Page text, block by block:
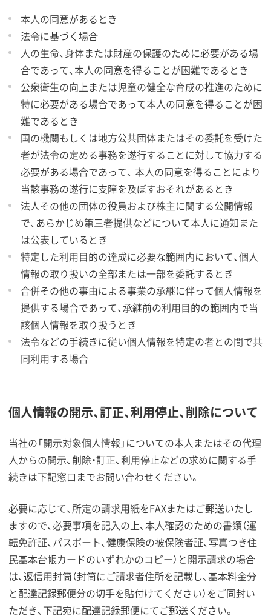
本人の同意があるとき
法令に基づく場合
人の生命、身体または財産の保護のために必要がある場
合であって、本人の同意を得ることが困難であるとき
公衆衛生の向上または児童の健全な育成の推進のために
特に必要がある場合であって本人の同意を得ることが困
難であるとき
国の機関もしくは地方公共団体またはその委託を受けた
者が法令の定める事務を遂行することに対して協力する
必要がある場合であって、 本人の同意を得ることにより
当該事務の遂行に支障を及ぼすおそれがあるとき
法人その他の団体の役員および株主に関する公開情報
で、あらかじめ第三者提供などについて本人に通知また
は公表しているとき
特定した利用目的の達成に必要な範囲内において、個人
情報の取り扱いの全部または一部を委託するとき
合併その他の事由による事業の承継に伴って個人情報を
提供する場合であって、承継前の利用目的の範囲内で当
該個人情報を取り扱うとき
法令などの手続きに従い個人情報を特定の者との間で共
同利用する場合
個人情報の開示、訂正、利用停止、削除について
当社の「開示対象個人情報」についての本人またはその代理
人からの開示、削除・訂正、利用停止などの求めに関する手
続きは下記窓口までお問い合わせください。
必要に応じて、所定の請求用紙をFAXまたはご郵送いたし
ますので、必要事項を記入の上、本人確認のための書類（運
転免許証、パスポート、健康保険の被保険者証、写真つき住
民基本台帳カードのいずれかのコピー）と開示請求の場合
は、返信用封筒（封筒にご請求者住所を記載し、基本料金分
と配達記録郵便分の切手を貼付けてください）をご同封い
ただき、下記宛に配達記録郵便にてご郵送ください。